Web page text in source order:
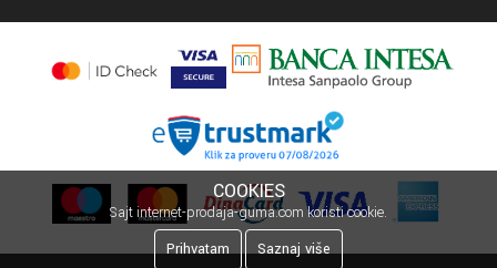
COOKIES
Sajt internet-prodaja-guma.com koristi cookie.
Prihvatam
Saznaj više